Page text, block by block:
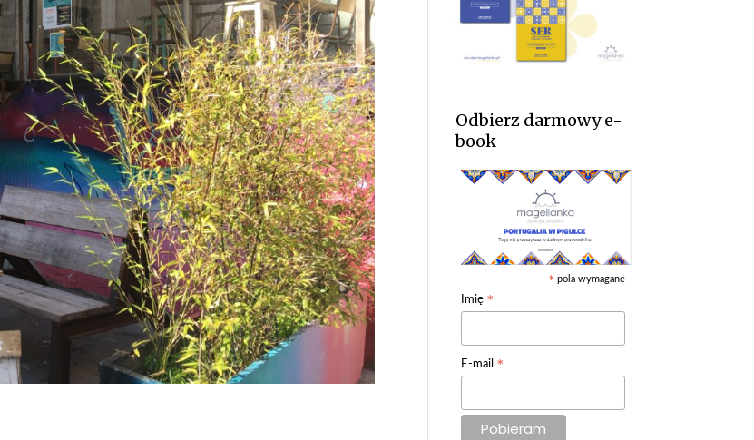
Odbierz darmowy e-
book
* pola wymagane
Imię *
E-mail *